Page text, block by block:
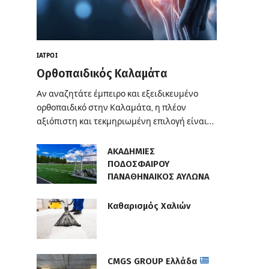
ΙΑΤΡΟΊ
Ορθοπαιδικός Καλαμάτα
Αν αναζητάτε έμπειρο και εξειδικευμένο
ορθοπαιδικό στην Καλαμάτα, η πλέον
αξιόπιστη και τεκμηριωμένη επιλογή είναι…
ΑΚΑΔΗΜΙΕΣ
ΠΟΔΟΣΦΑΙΡΟΥ
ΠΑΝΑΘΗΝΑΙΚΟΣ ΑΥΛΩΝΑ
Καθαρισμός Χαλιών
CMGS GROUP Ελλάδα